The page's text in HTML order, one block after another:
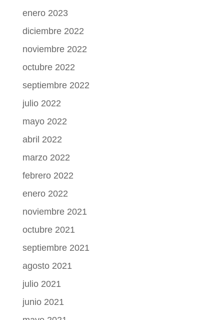
enero 2023
diciembre 2022
noviembre 2022
octubre 2022
septiembre 2022
julio 2022
mayo 2022
abril 2022
marzo 2022
febrero 2022
enero 2022
noviembre 2021
octubre 2021
septiembre 2021
agosto 2021
julio 2021
junio 2021